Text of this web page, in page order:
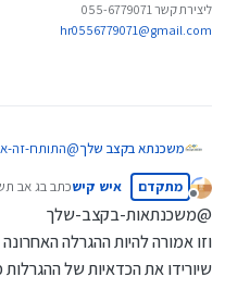
ליצירת קשר 055-6779071
hr0556779071@gmail.com
משכנתא בקצב שלך@התותח-זה-
אלא רק שמועה
אבל בימים
בתקופה
מנותק
מתקדם איש קישכתב בג אב נערך
@משכנתאות-בקצב-שלך
וזו אמורה להיות ההגרלה
שיורידו את הכדאיות של